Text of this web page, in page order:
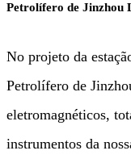
Petrolífero de Jinzhou
No projeto da
Petrolífero de
eletromagnéticos,
instrumentos da